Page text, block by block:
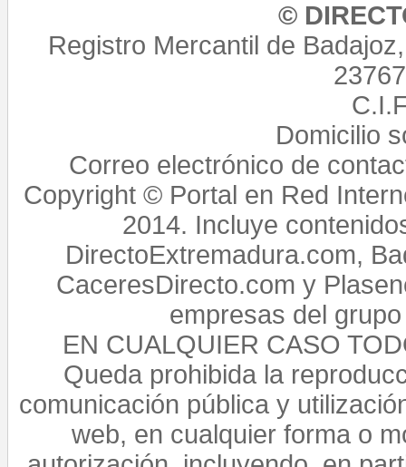
©
Registro Mercantil de
Domicilio
Correo electrónico de
Copyright © Portal en Red
2014. Incluye
DirectoExtremadura.com,
CaceresDirecto.com y
empresas del
EN CUALQUIER CASO
Queda prohibida la
comunicación pública y
web, en cualquier forma o